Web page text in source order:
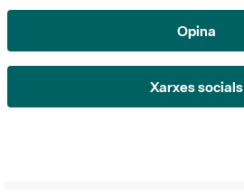
Opina
Xarxes socials